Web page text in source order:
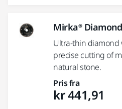
Mirka®
Ultra-thin diamond
precise cutting of
natural stone.
Pris fra
kr 441,91